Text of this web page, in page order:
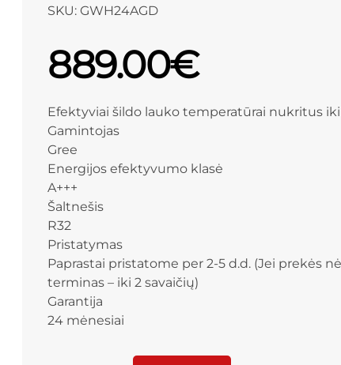
SKU: GWH24AGD
889.00€
Efektyviai šildo lauko temperatūrai nukritus iki
Gamintojas
Gree
Energijos efektyvumo klasė
A+++
Šaltnešis
R32
Pristatymas
Paprastai pristatome per 2-5 d.d. (Jei prekės
terminas – iki 2 savaičių)
Garantija
24 mėnesiai